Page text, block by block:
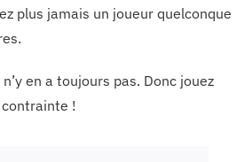
plus jamais un joueur quelconque
en a toujours pas. Donc jouez
!